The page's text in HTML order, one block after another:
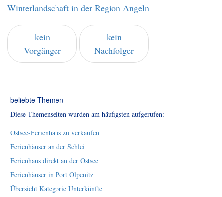
Winterlandschaft in der Region Angeln
kein
Vorgänger
kein
Nachfolger
beliebte Themen
Diese Themenseiten wurden am häufigsten aufgerufen:
Ostsee-Ferienhaus zu verkaufen
Ferienhäuser an der Schlei
Ferienhaus direkt an der Ostsee
Ferienhäuser in Port Olpenitz
Übersicht Kategorie Unterkünfte